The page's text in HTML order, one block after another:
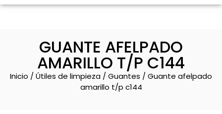
GUANTE AFELPADO
AMARILLO T/P C144
Inicio / Útiles de limpieza / Guantes / Guante afelpado
amarillo t/p c144